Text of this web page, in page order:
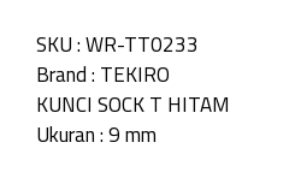
SKU : WR-TT0233
Brand : TEKIRO
KUNCI SOCK T HITAM
Ukuran : 9 mm